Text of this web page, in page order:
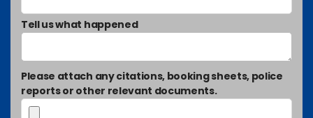
Tell us what happened
Please attach any citations, booking sheets, police
reports or other relevant documents.